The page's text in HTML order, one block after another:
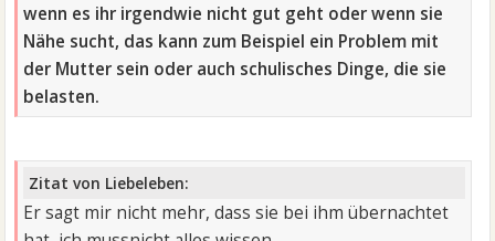
wenn es ihr irgendwie nicht gut geht oder wenn sie
Nähe sucht, das kann zum Beispiel ein Problem mit
der Mutter sein oder auch schulisches Dinge, die sie
belasten.
Zitat von Liebeleben:
Er sagt mir nicht mehr, dass sie bei ihm übernachtet